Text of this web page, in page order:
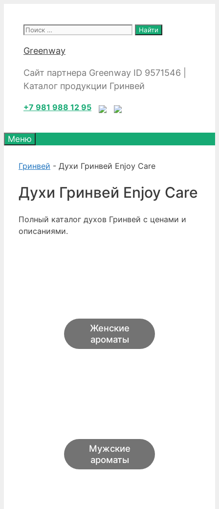
содержимому
Поиск:
Greenway
Сайт партнера Greenway ID 9571546 |
Каталог продукции Гринвей
+7 981 988 12 95
Меню
Гринвей - Духи Гринвей Enjoy Care
Духи Гринвей Enjoy Care
Полный каталог духов Гринвей с ценами и
описаниями.
Женские
ароматы
Мужские
ароматы